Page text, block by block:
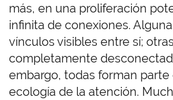
más, en una proliferación
infinita de conexiones.
vínculos visibles entre sí;
completamente
embargo, todas forman parte
ecología de la atención.